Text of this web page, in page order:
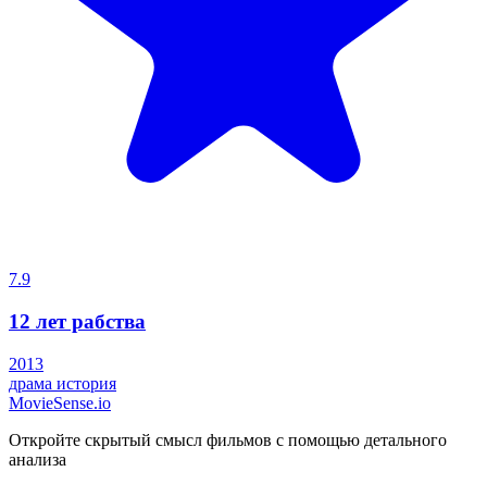
7.9
12 лет рабства
2013
драма история
MovieSense.io
Откройте скрытый смысл фильмов с помощью детального
анализа